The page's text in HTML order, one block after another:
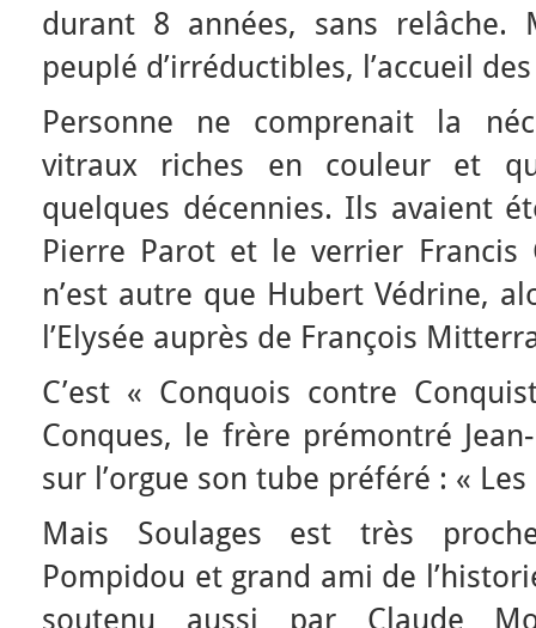
durant 8 années, sans relâche.
peuplé d’irréductibles, l’accueil
Personne ne comprenait la
vitraux riches en couleur et
quelques décennies. Ils avaient
Pierre Parot et le verrier
n’est autre que Hubert Védrine,
l’Elysée auprès de François
C’est « Conquois contre
Conques, le frère prémontré
sur l’orgue son tube préféré : «
Mais Soulages est très
Pompidou et grand ami de
soutenu aussi par Claude